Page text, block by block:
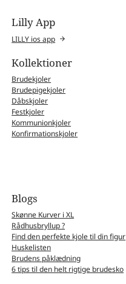
Lilly App
LILLY ios app
Kollektioner
Brudekjoler
Brudepigekjoler
Dåbskjoler
Festkjoler
Kommunionkjoler
Konfirmationskjoler
Blogs
Skønne Kurver i XL
Rådhusbryllup ?
Find den perfekte kjole til din figur
Huskelisten
Brudens påklædning
6 tips til den helt rigtige brudesko